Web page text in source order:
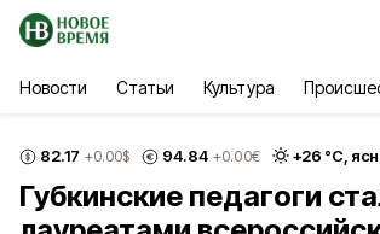
Новости Статьи Культура
82.17 +0.00$ 94.84 +0.00€ +26 °С,
Губкинские педагоги